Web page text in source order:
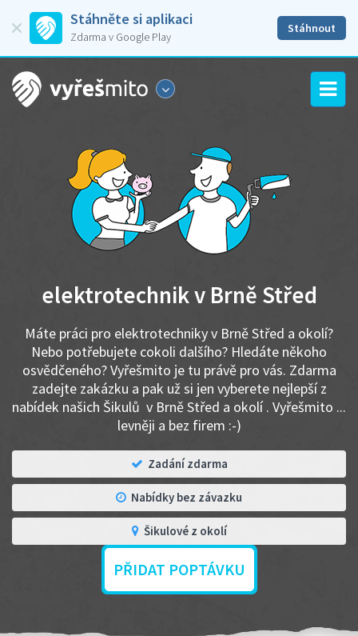
Stáhněte si aplikaci
Zdarma v Google Play
Stáhnout
elektrotechnik v Brně Střed
Máte práci pro elektrotechniky v Brně Střed a okolí?
Nebo potřebujete cokoli dalšího? Hledáte někoho
osvědčeného? Vyřešmito je tu právě pro vás. Zdarma
zadejte zakázku a pak už si jen vyberete nejlepší z
nabídek našich Šikulů v Brně Střed a okolí . Vyřešmito ...
levněji a bez firem :-)
Zadání zdarma
Nabídky bez závazku
Šikulové z okolí
PŘIDAT POPTÁVKU